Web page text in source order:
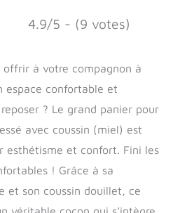
4.9/5 - (9 votes)
offrir à votre compagnon à
espace confortable et
? Le grand panier pour
avec coussin (miel) est
esthétisme et confort. Fini les
! Grâce à sa
et son coussin douillet, ce